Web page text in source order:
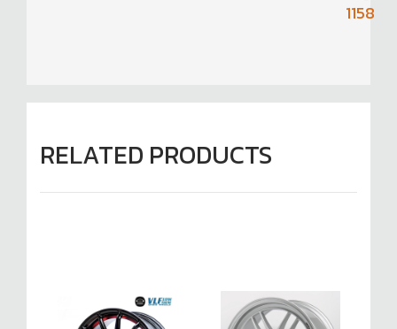
1158
RELATED PRODUCTS